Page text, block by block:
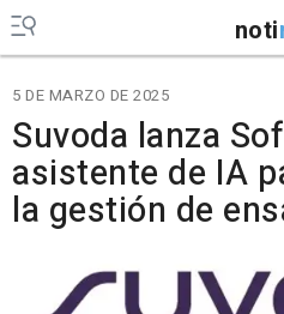
noti
5 DE MARZO DE 2025
Suvoda lanza
asistente de IA
la gestión de